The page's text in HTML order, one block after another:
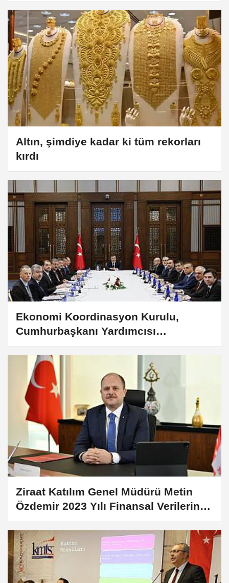
Altın, şimdiye kadar ki tüm rekorları
kırdı
Ekonomi Koordinasyon Kurulu,
Cumhurbaşkanı Yardımcısı
Başkanlığında Toplandı.
Ziraat Katılım Genel Müdürü Metin
Özdemir 2023 Yılı Finansal Verilerine
İlişkin Açıklamalarda Bulundu